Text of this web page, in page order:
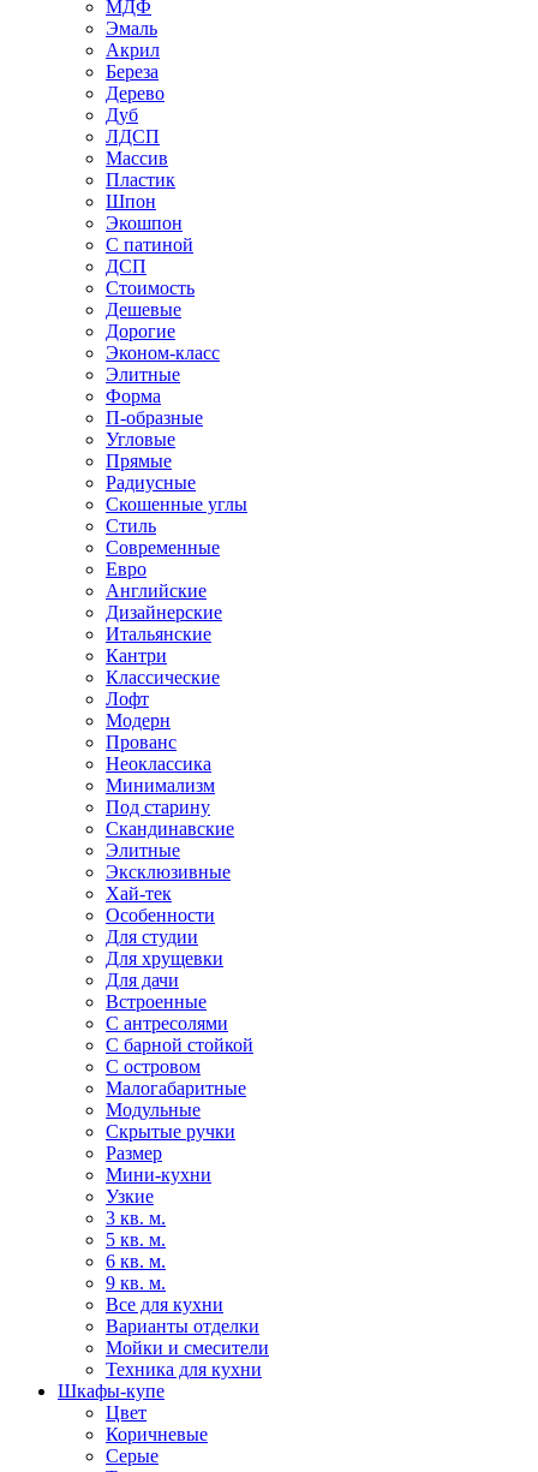
МДФ
Эмаль
Акрил
Береза
Дерево
Дуб
ЛДСП
Массив
Пластик
Шпон
Экошпон
С патиной
ДСП
Стоимость
Дешевые
Дорогие
Эконом-класс
Элитные
Форма
П-образные
Угловые
Прямые
Радиусные
Скошенные углы
Стиль
Современные
Евро
Английские
Дизайнерские
Итальянские
Кантри
Классические
Лофт
Модерн
Прованс
Неоклассика
Минимализм
Под старину
Скандинавские
Элитные
Эксклюзивные
Хай-тек
Особенности
Для студии
Для хрущевки
Для дачи
Встроенные
С антресолями
С барной стойкой
С островом
Малогабаритные
Модульные
Скрытые ручки
Размер
Мини-кухни
Узкие
3 кв. м.
5 кв. м.
6 кв. м.
9 кв. м.
Все для кухни
Варианты отделки
Мойки и смесители
Техника для кухни
Шкафы-купе
Цвет
Коричневые
Серые